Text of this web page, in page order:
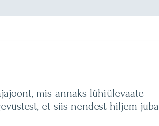
mis annaks lühiülevaate
et siis nendest hiljem juba